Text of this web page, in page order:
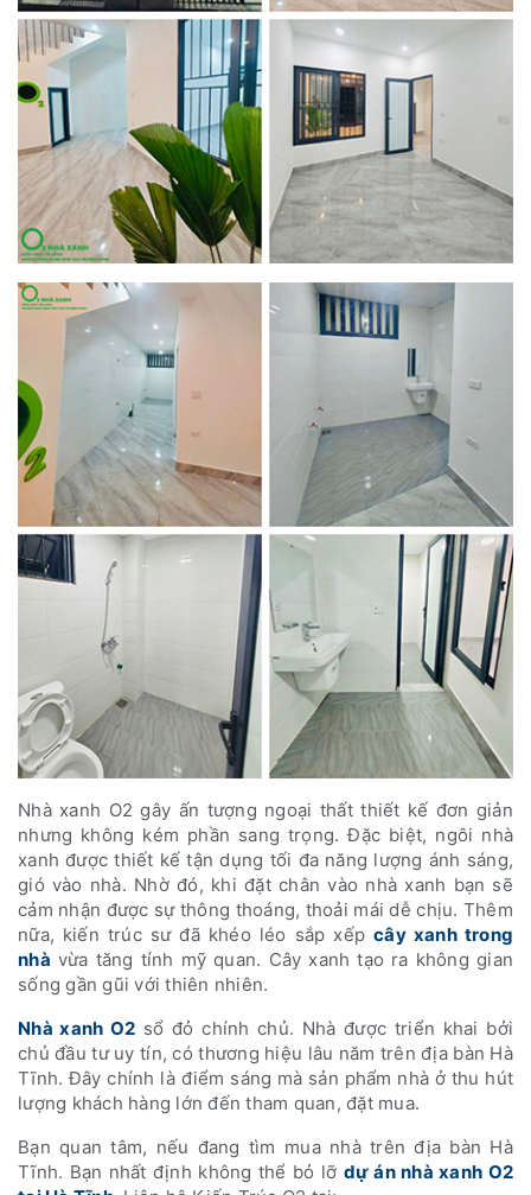
Nhà xanh O2 gây ấn tượng ngoại thất thiết kế đơn giản
nhưng không kém phần sang trọng. Đặc biệt, ngôi nhà
xanh được thiết kế tận dụng tối đa năng lượng ánh sáng,
gió vào nhà. Nhờ đó, khi đặt chân vào nhà xanh bạn sẽ
cảm nhận được sự thông thoáng, thoải mái dễ chịu. Thêm
nữa, kiến trúc sư đã khéo léo sắp xếpcây xanh trong
nhà vừa tăng tính mỹ quan. Cây xanh tạo ra không gian
sống gần gũi với thiên nhiên.
Nhà xanh O2 sổ đỏ chính chủ. Nhà được triển khai bởi
chủ đầu tư uy tín, có thương hiệu lâu năm trên địa bàn Hà
Tĩnh. Đây chính là điểm sáng mà sản phẩm nhà ở thu hút
lượng khách hàng lớn đến tham quan, đặt mua.
Bạn quan tâm, nếu đang tìm mua nhà trên địa bàn Hà
Tĩnh. Bạn nhất định không thể bỏ lỡ dự án nhà xanh O2